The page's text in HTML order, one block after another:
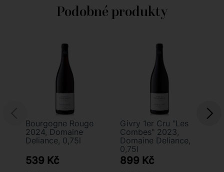
Podobné produkty
Bourgogne Rouge
2024, Domaine
Deliance, 0,75l
539 Kč
Givry 1er Cru "Les
Combes" 2023,
Domaine Deliance,
0,75l
899 Kč